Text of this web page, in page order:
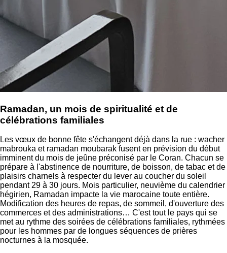
Ramadan, un mois de spiritualité et de
célébrations familiales
Les vœux de bonne fête s'échangent déjà dans la rue : wacher
mabrouka et ramadan moubarak fusent en prévision du début
imminent du mois de jeûne préconisé par le Coran. Chacun se
prépare à l'abstinence de nourriture, de boisson, de tabac et de
plaisirs charnels à respecter du lever au coucher du soleil
pendant 29 à 30 jours. Mois particulier, neuvième du calendrier
hégirien, Ramadan impacte la vie marocaine toute entière.
Modification des heures de repas, de sommeil, d'ouverture des
commerces et des administrations… C'est tout le pays qui se
met au rythme des soirées de célébrations familiales, rythmées
pour les hommes par de longues séquences de prières
nocturnes à la mosquée.